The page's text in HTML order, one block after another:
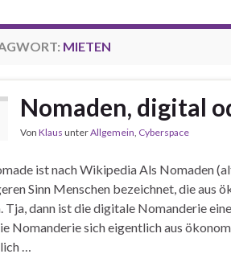
MIETEN
Nomaden, digital
Von Klaus unterAllgemein, Cyberspace
ist nach Wikipedia Als Nomaden
Sinn Menschen bezeichnet, die aus
Tja, dann ist die digitale Nomanderie
Nomanderie sich eigentlich aus
…